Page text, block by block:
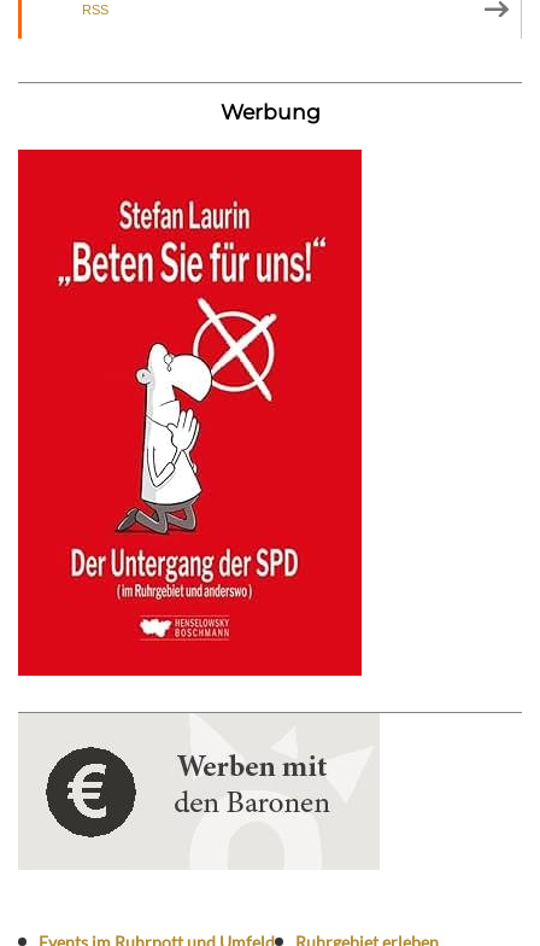
RSS
Werbung
Events im Ruhrpott und Umfeld Ruhrgebiet erleben